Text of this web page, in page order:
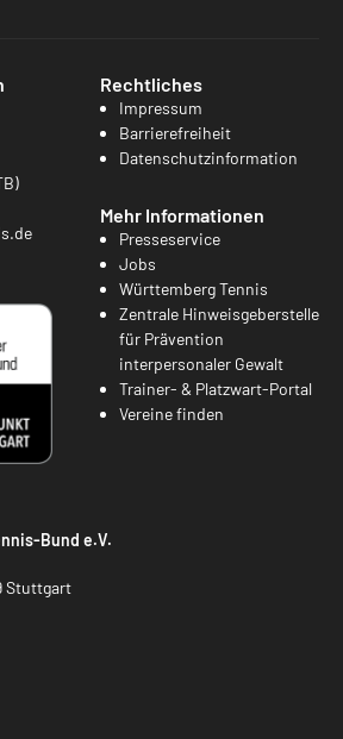
Rechtliches
Impressum
Barrierefreiheit
Datenschutzinformation
Mehr Informationen
Presseservice
Jobs
Württemberg Tennis
Zentrale Hinweisgeberstelle
für Prävention
interpersonaler Gewalt
Trainer- & Platzwart-Portal
Vereine finden
Bund e.V.
Stuttgart